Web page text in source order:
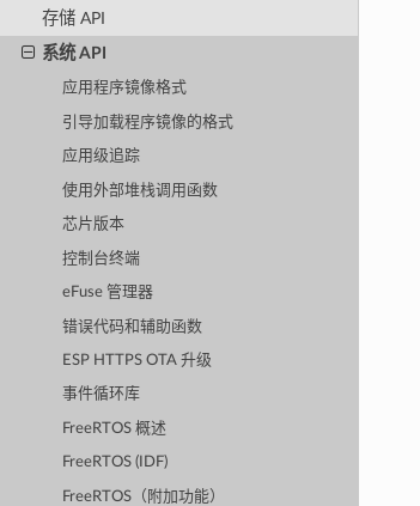
存储 API
系统 API
应用程序镜像格式
引导加载程序镜像的格式
应用级追踪
使用外部堆栈调用函数
芯片版本
控制台终端
eFuse 管理器
错误代码和辅助函数
ESP HTTPS OTA 升级
事件循环库
FreeRTOS 概述
FreeRTOS (IDF)
FreeRTOS（附加功能）